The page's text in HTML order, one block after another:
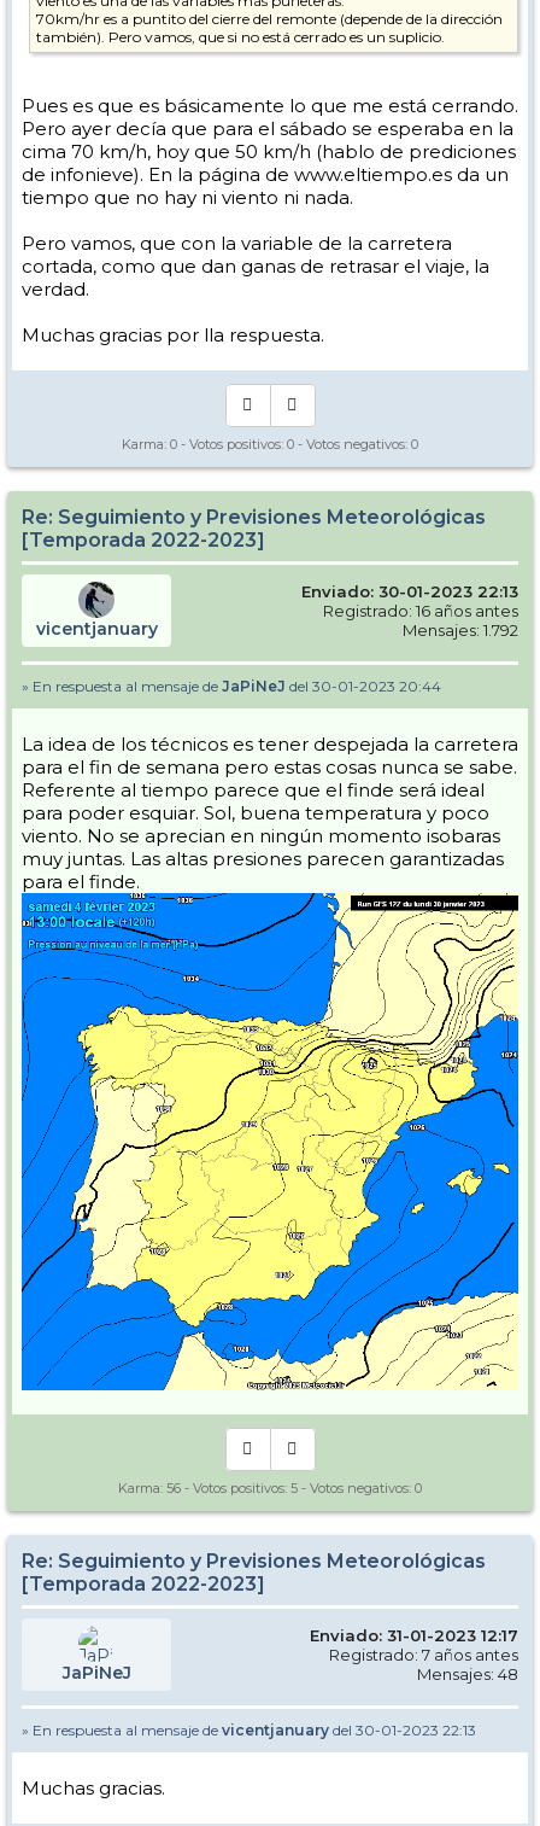
70km/hr es a puntito del cierre del remonte (depende de la dirección
también). Pero vamos, que si no está cerrado es un suplicio.
Pues es que es básicamente lo que me está cerrando.
Pero ayer decía que para el sábado se esperaba en la
cima 70 km/h, hoy que 50 km/h (hablo de prediciones
de infonieve). En la página de www.eltiempo.es da un
tiempo que no hay ni viento ni nada.
Pero vamos, que con la variable de la carretera
cortada, como que dan ganas de retrasar el viaje, la
verdad.
Muchas gracias por lla respuesta.
Karma: 0 - Votos positivos: 0 - Votos negativos: 0
Re: Seguimiento y Previsiones Meteorológicas
[Temporada 2022-2023]
vicentjanuary
Enviado: 30-01-2023 22:13
Registrado: 16 años antes
Mensajes: 1.792
» En respuesta al mensaje de JaPiNeJ del 30-01-2023 20:44
La idea de los técnicos es tener despejada la carretera
para el fin de semana pero estas cosas nunca se sabe.
Referente al tiempo parece que el finde será ideal
para poder esquiar. Sol, buena temperatura y poco
viento. No se aprecian en ningún momento isobaras
muy juntas. Las altas presiones parecen garantizadas
para el finde.
Karma: 56 - Votos positivos: 5 - Votos negativos: 0
Re: Seguimiento y Previsiones Meteorológicas
[Temporada 2022-2023]
JaPiNeJ
Enviado: 31-01-2023 12:17
Registrado: 7 años antes
Mensajes: 48
» En respuesta al mensaje de vicentjanuary del 30-01-2023 22:13
Muchas gracias.